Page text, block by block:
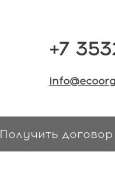
+7
Получить договор